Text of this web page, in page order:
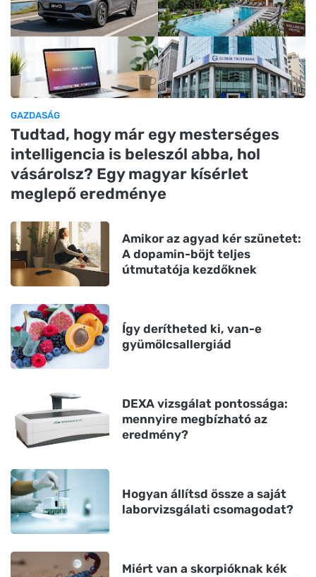
GAZDASÁG
Tudtad, hogy már egy mesterséges
intelligencia is beleszól abba, hol
vásárolsz? Egy magyar kísérlet
meglepő eredménye
Amikor az agyad kér szünetet:
A dopamin-böjt teljes
útmutatója kezdőknek
Így derítheted ki, van-e
gyümölcsallergiád
DEXA vizsgálat pontossága:
mennyire megbízható az
eredmény?
Hogyan állítsd össze a saját
laborvizsgálati csomagodat?
Miért van a skorpióknak kék